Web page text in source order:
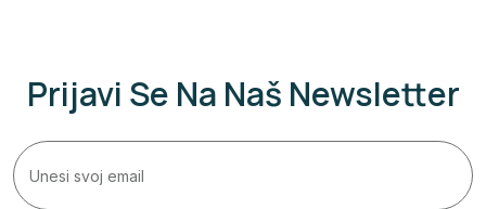
Prijavi Se Na Naš Newsletter